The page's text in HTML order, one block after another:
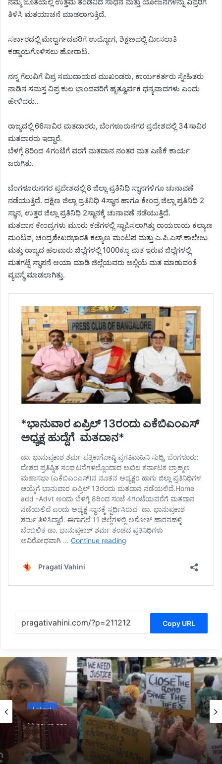
ತಿಳಿಸಿ ಮತಯಾಚನೆ ಮಾಡಲಾಗುತ್ತಿದೆ.
ಸರ್ಕಾರದಲ್ಲಿ ಮೇಲ್ವರ್ಗದವರಿಗೆ ಉದ್ಯೋಗ, ಶಿಕ್ಷಣದಲ್ಲಿ ಮೀಸಲಾತಿ
ಕಡ್ಡಾಯಗೊಳಿಸಲು ಹೋರಾಟ.
ನನ್ನ ಗೆಲುವಿಗೆ ವಿಪ್ರ ಸಮುದಾಯದ ಮುಖಂಡರು, ಕಾರ್ಯಕರ್ತರು ಸ್ನೇಹಿತರು
ನಾಡಿನ ಸಮಸ್ತ ವಿಪ್ರ ಕುಲ ಭಾಂದವರಿಗೆ ಹೃತ್ವೂರ್ವಕ ಧನ್ಯವಾದಗಳು ಎಂದು
ಹೇಳಿದರು..
ರಾಜ್ಯದಲ್ಲಿ 66ಸಾವಿರ ಮತದಾರರು, ಬೆಂಗಳೂರುನಗರ ಪ್ರದೇಶದಲ್ಲಿ 34ಸಾವಿರ
ಮತದಾರರು ಇದ್ದಾರೆ.
ಬೆಳಗ್ಗೆ 8ರಿಂದ 4ಗಂಟೆಗೆ ವರಗೆ ಮತದಾನ ನಂತರ ಮತ ಎಣಿಕೆ ಕಾರ್ಯ
ಜರುಗಿತು.
ಬೆಂಗಳೂರುನಗರ ಪ್ರದೇಶದಲ್ಲಿ 8 ಜಿಲ್ಲಾ ಪ್ರತಿನಿಧಿ ಸ್ಥಾನಗಳಿಗೂ ಚುನಾವಣೆ
ನಡೆಯುತ್ತಿದೆ. ದಕ್ಷಿಣ ಜಿಲ್ಲಾ ಪ್ರತಿನಿಧಿ 4ಸ್ಥಾನ ಹಾಗೂ ಕೇಂದ್ರ ಜಿಲ್ಲಾ ಪ್ರತಿನಿಧಿ 2
ಸ್ಥಾನ, ಉತ್ತರ ಜಿಲ್ಲಾ ಪ್ರತಿನಿಧಿ 2ಸ್ಥಾನಕ್ಕೆ ಚುನಾವಣೆ ನಡೆಯುತ್ತಿದೆ.
ಮತದಾನ ಕೇಂದ್ರಗಳು ಮೂರು ಕಡೆಗಳಲ್ಲಿ ಸ್ಥಾಪಿಸಲಾಗಿತ್ತು ರಾಯರಾಯ ಕಲ್ಯಾಣ
ಮಂಟಪ, ಚಂದ್ರಶೇಖರಭಾರತಿ ಕಲ್ಯಾಣ ಮಂಟಪ ಮತ್ತು ಎ.ಪಿ.ಎಸ್.ಕಾಲೇಜು
ಮತ್ತು ರಾಜ್ಯದ ಹಲವಾರು ಜಿಲ್ಲೆಗಳಲ್ಲಿ 1000ಕ್ಕೂ ಮತ ಇರುವ ಜಿಲ್ಲೆಗಳಲ್ಲಿ
ಮತಗಟ್ಟೆ ಸ್ಥಾಪನೆ ಆಯಾ ಮಾಡಿ ಜಿಲ್ಲೆಯವರು ಅಲ್ಲಿಯೆ ಮತ ಮಾಡುವಂತೆ
ವ್ಯವಸ್ಥೆ ಮಾಡಲಾಗಿತ್ತು.
Copy URL
Latest
14 hours ago
*ಜ್ಞಾನಭಾರತಿ ರಸ್ತೆ ಅಪಘಾತದಲ್ಲಿ ವಿದ್ಯಾರ್ಥಿನಿ ಸಾವು:
ಕುಟುಂಬಕ್ಕೆ ಸರ್ಕಾರದಿಂದ 10 ಲಕ್ಷ ರೂ. ಪರಿಹಾರ*